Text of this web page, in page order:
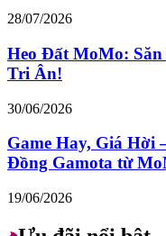
28/07/2026
Heo Đất MoMo:
Tri Ân!
30/06/2026
Game Hay, Giá Hời
Đồng Gamota từ
19/06/2026